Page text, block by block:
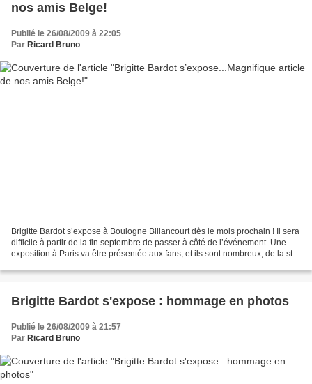
nos amis Belge!
Publié le 26/08/2009 à 22:05
Par Ricard Bruno
Brigitte Bardot s’expose à Boulogne Billancourt dès le mois prochain ! Il sera
difficile à partir de la fin septembre de passer à côté de l’événement. Une
exposition à Paris va être présentée aux fans, et ils sont nombreux, de la star
Brigitte Bardot s'expose : hommage en photos
Publié le 26/08/2009 à 21:57
Par Ricard Bruno